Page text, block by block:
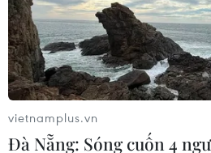
lại.
vietnamplus.vn
Đà Nẵng: Sóng cuốn 4